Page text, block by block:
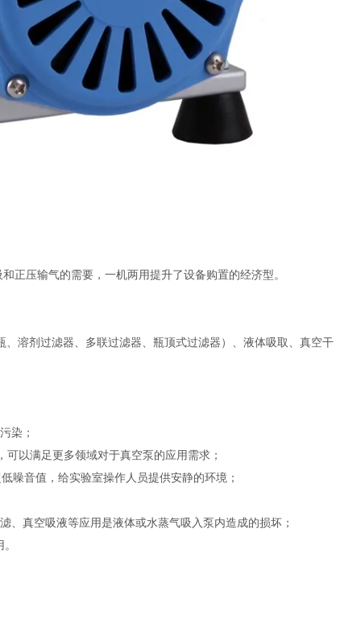
正压输气的需要，一机两用提升了设备购置的经济型。
溶剂过滤器、多联过滤器、瓶顶式过滤器）、液体吸取、真空干
染；
以满足更多领域对于真空泵的应用需求；
噪音值，给实验室操作人员提供安静的环境；
真空吸液等应用是液体或水蒸气吸入泵内造成的损坏；